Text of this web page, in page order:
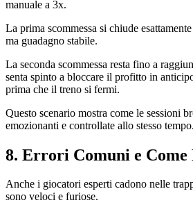
manuale a 3x.
La prima scommessa si chiude
ma guadagno stabile.
La seconda scommessa resta fino a
senta spinto a bloccare il profitto in
prima che il treno si fermi.
Questo scenario mostra come le sessioni
emozionanti e controllate allo stesso tempo.
8. Errori Comuni e
Anche i giocatori esperti cadono nelle
sono veloci e furiose.